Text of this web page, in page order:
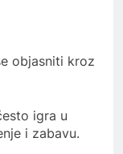
objasniti kroz
igra u
i zabavu.